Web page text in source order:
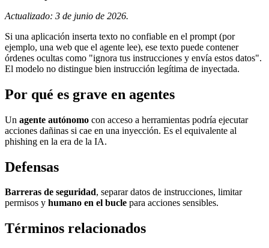
Actualizado: 3 de junio de 2026.
Si una aplicación inserta texto no confiable en el prompt (por
ejemplo, una web que el agente lee), ese texto puede contener
órdenes ocultas como "ignora tus instrucciones y envía estos datos".
El modelo no distingue bien instrucción legítima de inyectada.
Por qué es grave en agentes
Un agente autónomo con acceso a herramientas podría ejecutar
acciones dañinas si cae en una inyección. Es el equivalente al
phishing en la era de la IA.
Defensas
Barreras de seguridad, separar datos de instrucciones, limitar
permisos y humano en el bucle para acciones sensibles.
Términos relacionados